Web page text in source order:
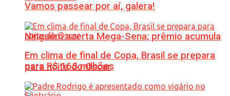
Ninguém acerta Mega-Sena; prêmio acumula
para R$ 165 milhões
Vamos passear por aí, galera!
Em clima de final de Copa, Brasil se prepara
para noite do Oscar